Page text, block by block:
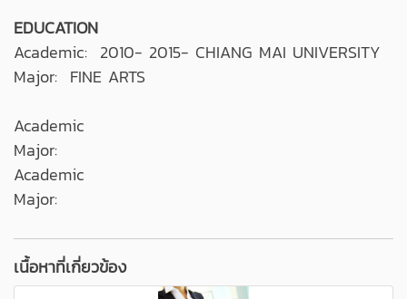
EDUCATION
Academic: 2010- 2015- CHIANG MAI UNIVERSITY
Major: FINE ARTS
Academic
Major:
Academic
Major:
เนื้อหาที่เกี่ยวข้อง